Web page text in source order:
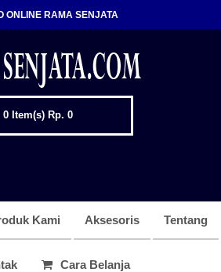
ONLINE RAMA SENJATA
0 Item(s) Rp. 0
Kami Aksesoris Tentang
Cara Belanja